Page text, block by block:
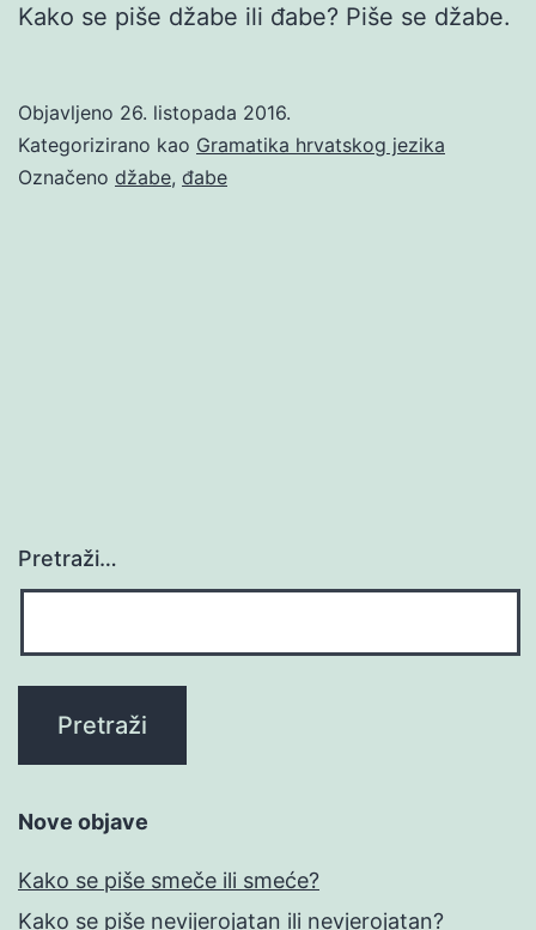
Kako se piše džabe ili đabe? Piše se džabe.
Objavljeno 26. listopada 2016.
Kategorizirano kao Gramatika hrvatskog jezika
Označeno džabe, đabe
Pretraži…
Nove objave
Kako se piše smeče ili smeće?
Kako se piše nevijerojatan ili nevjerojatan?